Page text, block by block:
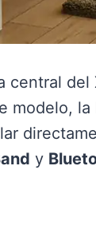
central
modelo, la
y